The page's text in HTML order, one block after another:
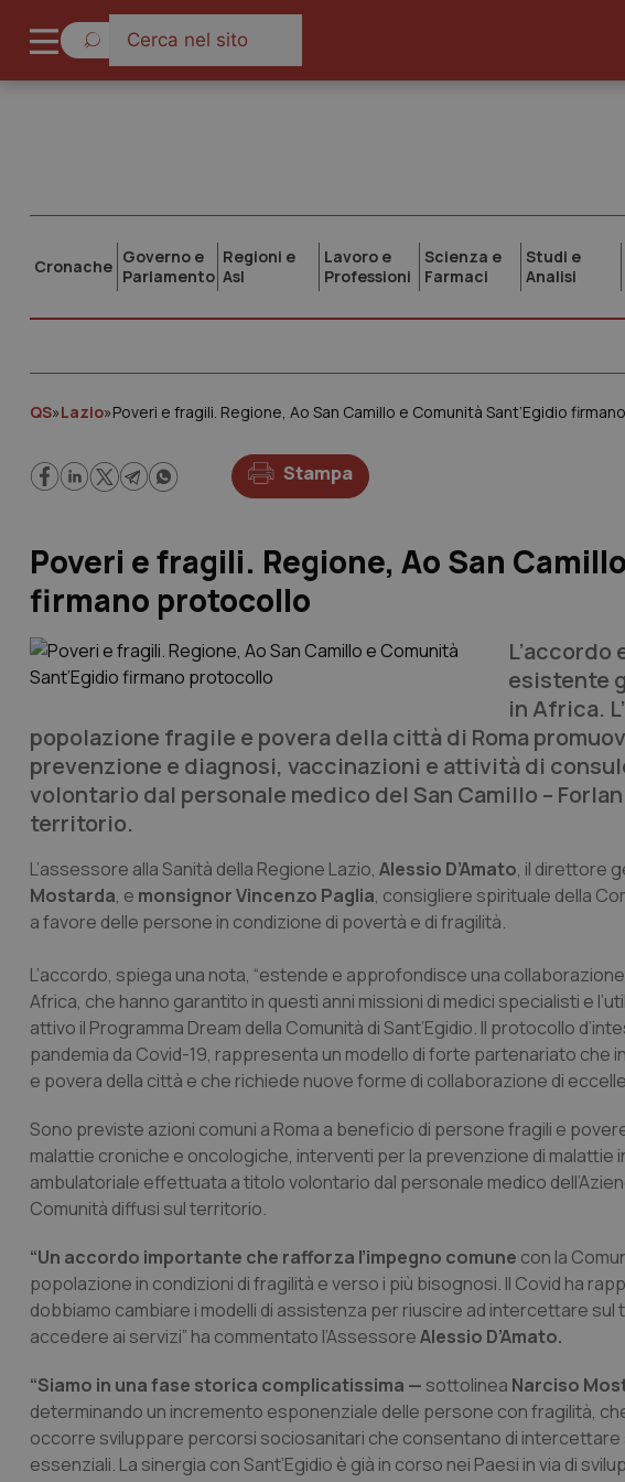
Cronache Governo e
Parlamento
Regioni e
Asl
Lavoro e
Professioni
Scienza e
Farmaci
Studi e
Analisi
QS»Lazio»Poveri e fragili. Regione, Ao San Camillo e Comunità Sant’Egidio
Stampa
Poveri e fragili. Regione, Ao San
firmano protocollo
esistente
in Africa.
popolazione fragile e povera della città di Roma
prevenzione e diagnosi, vaccinazioni e attività di
volontario dal personale medico del San Camillo –
territorio.
L’assessore alla Sanità della Regione Lazio, Alessio D’Amato, il direttore
Mostarda, e monsignor Vincenzo Paglia, consigliere spirituale della
a favore delle persone in condizione di povertà e di fragilità.
L’accordo, spiega una nota, “estende e approfondisce una
Africa, che hanno garantito in questi anni missioni di medici specialisti e
attivo il Programma Dream della Comunità di Sant’Egidio. Il protocollo
pandemia da Covid-19, rappresenta un modello di forte partenariato
e povera della città e che richiede nuove forme di collaborazione di
Sono previste azioni comuni a Roma a beneficio di persone fragili e
malattie croniche e oncologiche, interventi per la prevenzione di
ambulatoriale effettuata a titolo volontario dal personale medico
Comunità diffusi sul territorio.
“Un accordo importante che rafforza l’impegno comune con la
popolazione in condizioni di fragilità e verso i più bisognosi. Il Covid ha
dobbiamo cambiare i modelli di assistenza per riuscire ad intercettare
accedere ai servizi” ha commentato l’AssessoreAlessio D’Amato.
“Siamo in una fase storica complicatissima — sottolinea Narciso
determinando un incremento esponenziale delle persone con fragilità,
occorre sviluppare percorsi sociosanitari che consentano di
essenziali. La sinergia con Sant’Egidio è già in corso nei Paesi in via di